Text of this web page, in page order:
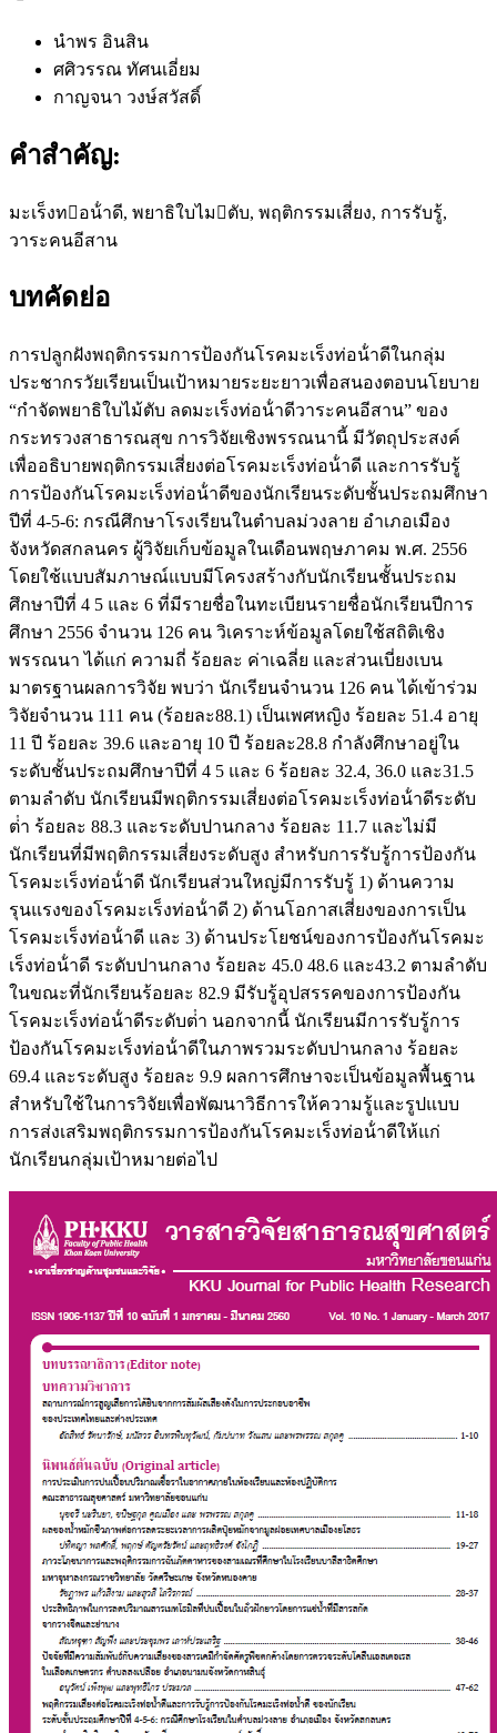
นําพร อินสิน
ศศิวรรณ ทัศนเอี่ยม
กาญจนา วงษ์สวัสดิ์
คำสำคัญ:
มะเร็งทอน้ําดี, พยาธิใบไมตับ, พฤติกรรมเสี่ยง, การรับรู้,
วาระคนอีสาน
บทคัดย่อ
การปลูกฝังพฤติกรรมการป้องกันโรคมะเร็งท่อน้ําดีในกลุ่ม
ประชากรวัยเรียนเป็นเป้าหมายระยะยาวเพื่อสนองตอบนโยบาย
“กําจัดพยาธิใบไม้ตับ ลดมะเร็งท่อน้ําดีวาระคนอีสาน” ของ
กระทรวงสาธารณสุข การวิจัยเชิงพรรณนานี้ มีวัตถุประสงค์
เพื่ออธิบายพฤติกรรมเสี่ยงต่อโรคมะเร็งท่อน้ําดี และการรับรู้
การป้องกันโรคมะเร็งท่อน้ําดีของนักเรียนระดับชั้นประถมศึกษา
ปีที่ 4-5-6: กรณีศึกษาโรงเรียนในตําบลม่วงลาย อําเภอเมือง
จังหวัดสกลนคร ผู้วิจัยเก็บข้อมูลในเดือนพฤษภาคม พ.ศ. 2556
โดยใช้แบบสัมภาษณ์แบบมีโครงสร้างกับนักเรียนชั้นประถม
ศึกษาปีที่ 4 5 และ 6 ที่มีรายชื่อในทะเบียนรายชื่อนักเรียนปีการ
ศึกษา 2556 จํานวน 126 คน วิเคราะห์ข้อมูลโดยใช้สถิติเชิง
พรรณนา ได้แก่ ความถี่ ร้อยละ ค่าเฉลี่ย และส่วนเบี่ยงเบน
มาตรฐานผลการวิจัย พบว่า นักเรียนจํานวน 126 คน ได้เข้าร่วม
วิจัยจํานวน 111 คน (ร้อยละ88.1) เป็นเพศหญิง ร้อยละ 51.4 อายุ
11 ปี ร้อยละ 39.6 และอายุ 10 ปี ร้อยละ28.8 กําลังศึกษาอยู่ใน
ระดับชั้นประถมศึกษาปีที่ 4 5 และ 6 ร้อยละ 32.4, 36.0 และ31.5
ตามลําดับ นักเรียนมีพฤติกรรมเสี่ยงต่อโรคมะเร็งท่อน้ําดีระดับ
ต่ํา ร้อยละ 88.3 และระดับปานกลาง ร้อยละ 11.7 และไม่มี
นักเรียนที่มีพฤติกรรมเสี่ยงระดับสูง สําหรับการรับรู้การป้องกัน
โรคมะเร็งท่อน้ําดี นักเรียนส่วนใหญ่มีการรับรู้ 1) ด้านความ
รุนแรงของโรคมะเร็งท่อน้ําดี 2) ด้านโอกาสเสี่ยงของการเป็น
โรคมะเร็งท่อน้ําดี และ 3) ด้านประโยชน์ของการป้องกันโรคมะ
เร็งท่อน้ําดี ระดับปานกลาง ร้อยละ 45.0 48.6 และ43.2 ตามลําดับ
ในขณะที่นักเรียนร้อยละ 82.9 มีรับรู้อุปสรรคของการป้องกัน
โรคมะเร็งท่อน้ําดีระดับต่ํา นอกจากนี้ นักเรียนมีการรับรู้การ
ป้องกันโรคมะเร็งท่อน้ําดีในภาพรวมระดับปานกลาง ร้อยละ
69.4 และระดับสูง ร้อยละ 9.9 ผลการศึกษาจะเป็นข้อมูลพื้นฐาน
สําหรับใช้ในการวิจัยเพื่อพัฒนาวิธีการให้ความรู้และรูปแบบ
การส่งเสริมพฤติกรรมการป้องกันโรคมะเร็งท่อน้ําดีให้แก่
นักเรียนกลุ่มเป้าหมายต่อไป